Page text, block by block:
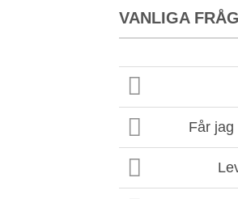
VANLIGA
Får